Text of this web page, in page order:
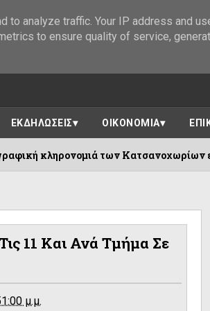
ΕΚΔΗΛΩΣΕΙΣ ΟΙΚΟΝΟΜΙΑ
των Κατσανοχωρίων επέστρεψε
11 Και Ανά Τμήμα Σε
μ.μ.
analyze traffic. Your IP address and
to ensure quality of service,